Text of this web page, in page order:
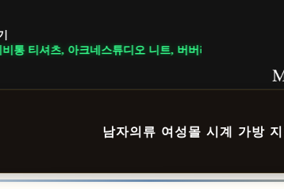
, 아크네스튜디오 니트, 버버리 바지, 발렌시아가 청바지
남자의류 여성몰 시계 가방